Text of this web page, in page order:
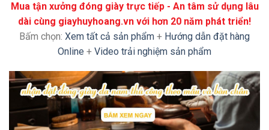
Mua tận xưởng đóng giày trực tiếp - An tâm sử dụng lâu
dài cùng giayhuyhoang.vn với hơn 20 năm phát triển!
Bấm chọn: Xem tất cả sản phẩm + Hướng dẫn đặt hàng
Online + Video trải nghiệm sản phẩm